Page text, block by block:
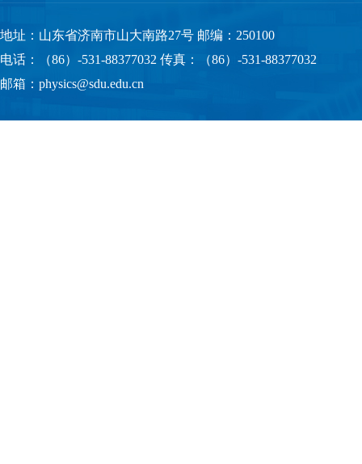
地址：山东省济南市山大南路27号 邮编：250100
电话：（86）-531-88377032 传真：（86）-531-88377032
邮箱：physics@sdu.edu.cn